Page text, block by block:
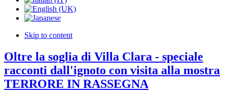
Skip to content
Oltre la soglia di Villa Clara - speciale
racconti dall'ignoto con visita alla mostra
TERRORE IN RASSEGNA